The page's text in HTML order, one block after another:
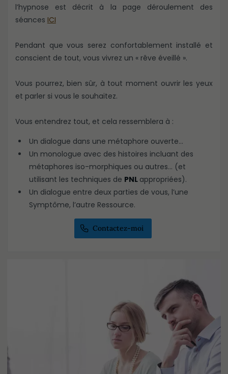
l’hypnose est décrit à la page déroulement des
séances ICI​​​​
Pendant que vous serez confortablement installé et
conscient de tout, vous vivrez un « rêve éveillé ».
Vous pourrez, bien sûr, à tout moment ouvrir les yeux
et parler si vous le souhaitez.
Vous entendrez tout, et cela ressemblera à :
Un dialogue dans une métaphore ouverte...
Un monologue avec des histoires incluant des
métaphores iso-morphiques ou autres... (et
utilisant les techniques de PNL appropriées).
Un dialogue entre deux parties de vous, l’une
Symptôme, l’autre Ressource.
Contactez-moi